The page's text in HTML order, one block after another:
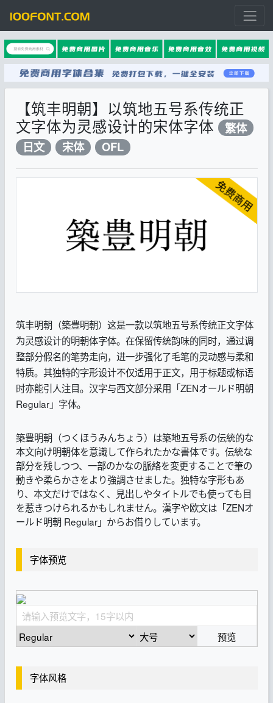
【筑丰明朝】以筑地五号系传统正
文字体为灵感设计的宋体字体
繁体
日文
宋体 OFL
筑丰明朝（築豊明朝）这是一款以筑地五号系传统正文字体
为灵感设计的明朝体字体。在保留传统韵味的同时，通过调
整部分假名的笔势走向，进一步强化了毛笔的灵动感与柔和
特质。其独特的字形设计不仅适用于正文，用于标题或标语
时亦能引人注目。汉字与西文部分采用「ZENオールド明朝
Regular」字体。
築豊明朝（つくほうみんちょう）は築地五号系の伝統的な
本文向け明朝体を意識して作られたかな書体です。 伝統な
部分を残しつつ、一部のかなの脈絡を変更することで筆の
動きや柔らかさをより強調させました。 独特な字形もあ
り、本文だけではなく、見出しやタイトルでも使っても目
を惹きつけられるかもしれません。 漢字や欧文は「ZENオ
ールド明朝 Regular」 からお借りしています。
字体预览
预览
字体风格